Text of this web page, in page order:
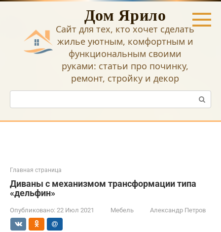
Перейти
Дом Ярило
Сайт для тех, кто хочет сделать
жилье уютным, комфортным и
функциональным своими
руками: статьи про починку,
ремонт, стройку и декор
Поиск:
Главная страница
Диваны с механизмом трансформации типа
«дельфин»
Опубликовано: 22 Июл 2021 Мебель Александр Петров